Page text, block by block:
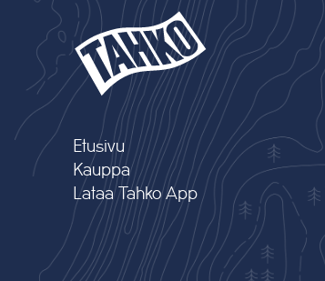
Etusivu
Kauppa
Lataa Tahko App